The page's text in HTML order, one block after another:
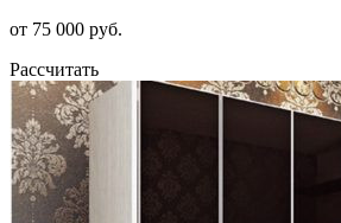
от 75 000 руб.
Рассчитать